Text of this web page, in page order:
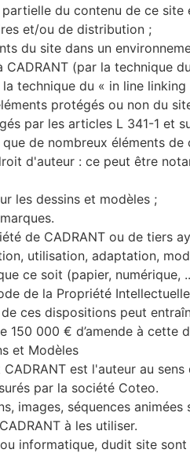
du contenu de ce
et/ou de distribution ;
du site dans un
(par la technique
technique du « in line linking
protégés ou non du
par les articles L 341-1 et
de nombreux éléments de
d'auteur : ce peut être
les dessins et modèles ;
de CADRANT ou de tiers
utilisation, adaptation,
ce soit (papier,
de la Propriété
ces dispositions peut
150 000 € d’amende à cette
et Modèles
est l'auteur au
par la société Coteo.
images, séquences
à les utiliser.
informatique, dudit site